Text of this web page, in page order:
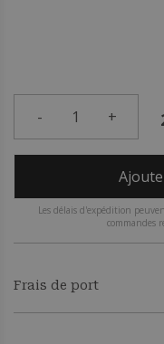
- 1 +
Les délais d'expédition
commandes
Frais de port